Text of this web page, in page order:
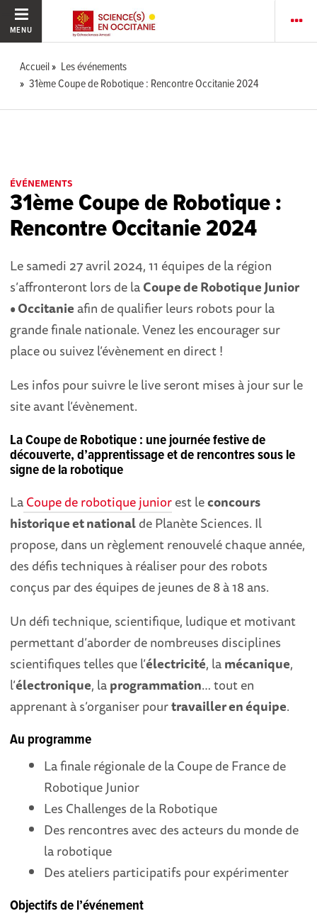
MENU
Accueil
Les événements
31ème Coupe de Robotique : Rencontre Occitanie 2024
ÉVÉNEMENTS
31ème Coupe de Robotique :
Rencontre Occitanie 2024
Le samedi 27 avril 2024, 11 équipes de la région
s’affronteront lors de laCoupe de Robotique Junior
• Occitanieafin de qualifier leurs robots pour la
grande finale nationale. Venez les encourager sur
place ou suivez l’évènement en direct !
Les infos pour suivre le live seront mises à jour sur le
site avant l’évènement.
La Coupe de Robotique : une journée festive de
découverte, d’apprentissage et de rencontres sous le
signe de la robotique
LaCoupe de robotique juniorest leconcours
historique et nationalde Planète Sciences. Il
propose, dans un règlement renouvelé chaque année,
des défis techniques à réaliser pour des robots
conçus par des équipes de jeunes de 8 à 18 ans.
Un défi technique, scientifique, ludique et motivant
permettant d’aborder de nombreuses disciplines
scientifiques telles que l’électricité, lamécanique,
l’électronique, laprogrammation… tout en
apprenant à s’organiser pourtravailler en équipe.
Au programme
La finale régionale de la Coupe de France de
Robotique Junior
Les Challenges de la Robotique
Des rencontres avec des acteurs du monde de
la robotique
Des ateliers participatifs pour expérimenter
Objectifs de l’événement